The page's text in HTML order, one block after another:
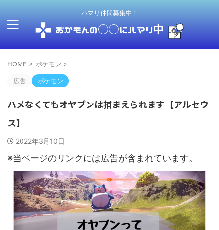
ハマリ仲間募集中！
HOME > ポケモン >
広告 ポケモン
ハメなくてもオヤブンは捕まえられます【アルセウ
ス】
2022年3月10日
※当ページのリンクには広告が含まれています。